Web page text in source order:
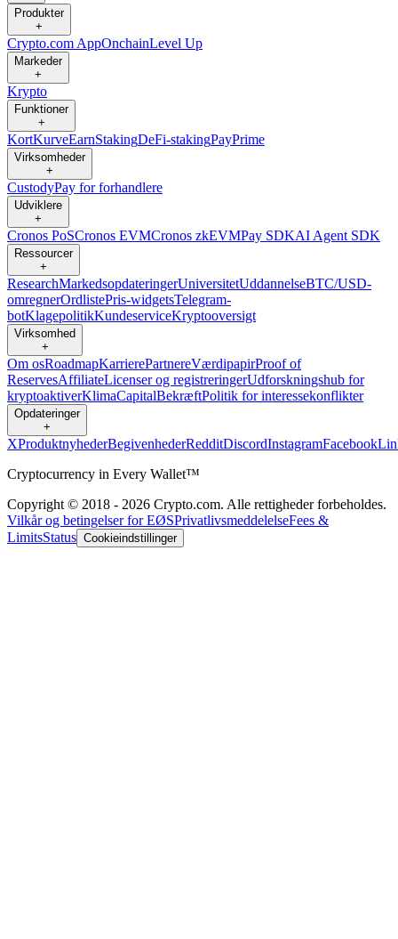
Produkter
+
Crypto.com AppOnchainLevel Up
Markeder
+
Krypto
Funktioner
+
KortKurveEarnStakingDeFi-stakingPayPrime
Virksomheder
+
CustodyPay for forhandlere
Udviklere
+
Cronos PoSCronos EVMCronos zkEVMPay SDKAI Agent SDK
Ressourcer
+
ResearchMarkedsopdateringerUniversitetUddannelseBTC/USD-
omregnerOrdlistePris-widgetsTelegram-
botKlagepolitikKundeserviceKryptooversigt
Virksomhed
+
Om osRoadmapKarrierePartnereVærdipapirProof of
ReservesAffiliateLicenser og registreringerUdforskningshub for
kryptoaktiverKlimaCapitalBekræftPolitik for interessekonflikter
Opdateringer
+
XProduktnyhederBegivenhederRedditDiscordInstagramFacebook
Cryptocurrency in Every Wallet™
Copyright © 2018 - 2026 Crypto.com. Alle rettigheder forbeholdes.
Vilkår og betingelser for EØSPrivatlivsmeddelelseFees &
LimitsStatus Cookieindstillinger